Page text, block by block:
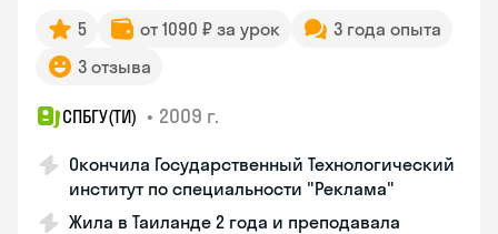
5 от 1090 ₽ за урок
3 года опыта
3 отзыва
СПБГУ(ТИ) • 2009 г.
Окончила Государственный Технологический
институт по специальности "Реклама"
Жила в Таиланде 2 года и преподавала